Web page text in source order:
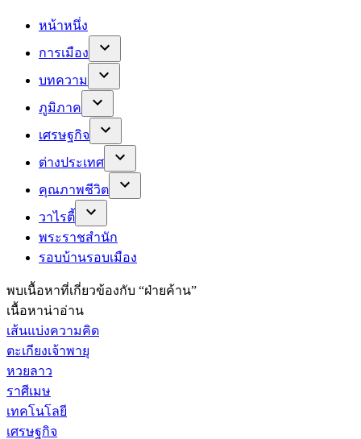
หน้าหนึ่ง
การเมือง
บทความ
ภูมิภาค
เศรษฐกิจ
ต่างประเทศ
คุณภาพชีวิต
วาไรตี้
พระราชสำนัก
รอบบ้านรอบเมือง
พบเนื้อหาที่เกี่ยวข้องกับ “ฝ่ายค้าน”
เนื้อหาน่าอ่าน
เส้นแบ่งความคิด
ตะเกียงเจ้าพายุ
หวยลาว
ราศีเมษ
เทคโนโลยี
เศรษฐกิจ